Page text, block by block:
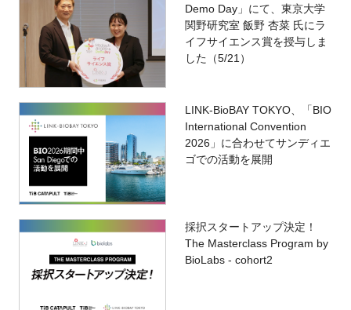
Demo Day」にて、東京大学
関野研究室 飯野 杏菜 氏にラ
イフサイエンス賞を授与しま
した（5/21）
LINK-BioBAY TOKYO、「BIO
International Convention
2026」に合わせてサンディエ
ゴでの活動を展開
採択スタートアップ決定！
The Masterclass Program by
BioLabs - cohort2